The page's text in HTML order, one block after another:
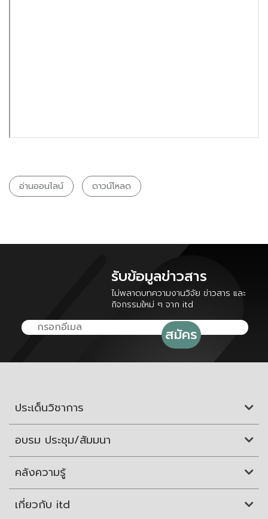
อ่านออนไลน์ ดาวน์โหลด
รับข้อมูลข่าวสาร
ไม่พลาดบทความงานวิจัย ข่าวสาร และ
กิจกรรมใหม่ ๆ จาก itd
ประเด็นวิชาการ
อบรม ประชุม/สัมมนา
คลังความรู้
เกี่ยวกับ itd